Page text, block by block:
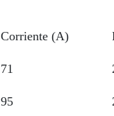
Corriente (A)
71
95